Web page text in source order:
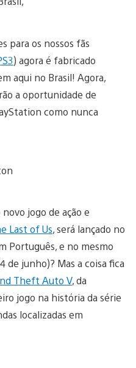
para os nossos fãs
) agora é fabricado
aqui no Brasil! Agora,
a oportunidade de
como nunca
jogo de ação e
Last of Us, será lançado no
Português, e no mesmo
de junho)? Mas a coisa fica
Theft Auto V, da
jogo na história da série
localizadas em